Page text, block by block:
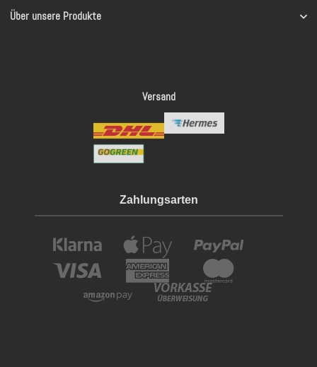
Über unsere Produkte
Versand
Zahlungsarten